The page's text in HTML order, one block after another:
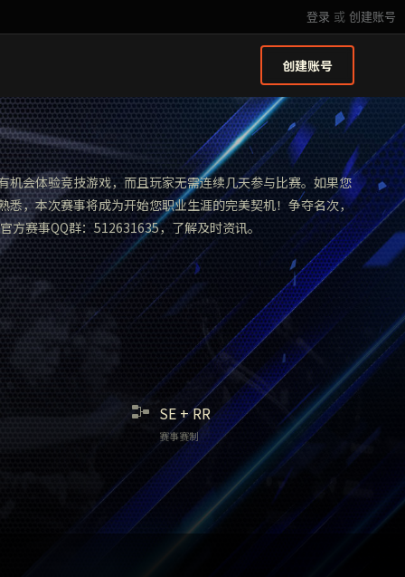
登录 或 创建账号
创建账号
机会体验竞技游戏，而且玩家无需连续几天参与比赛。如果您
悉，本次赛事将成为开始您职业生涯的完美契机！争夺名次，
方赛事QQ群：512631635，了解及时资讯。
SE+RR
赛事赛制